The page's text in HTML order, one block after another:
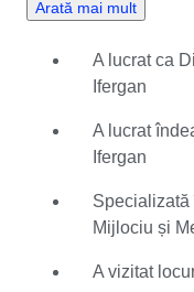
privire la clădiri, atât
culturile antice. Ruth a călătorit în Italia, Grecia și Egipt,
unde a avut ocazia
semnificative de primă mână. În 2017,
lucreze ca Director
îndeaproape cu
binecunoscut colecționar
poveștile din
Arată mai mult
A lucrat ca
Ifergan
A lucrat
Ifergan
Specializată
Mijlociu și
A vizitat